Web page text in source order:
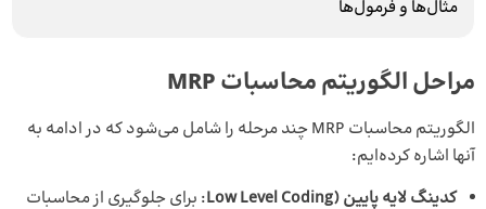
مثال‌ها و فرمول‌ها
مراحل الگوریتم محاسبات MRP
الگوریتم محاسبات MRP چند مرحله را شامل می‌شود که در ادامه به
آنها اشاره کرده‌ایم:
کدینگ لایه پایین (Low Level Coding
: برای جلوگیری از محاسبات